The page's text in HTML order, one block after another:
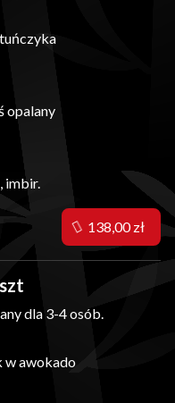
opalany
imbir.
dla 3-4 osób.
w awokado